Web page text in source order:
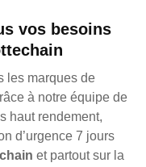
vos besoins
les marques de
à notre équipe de
haut rendement,
d’urgence 7 jours
et partout sur la